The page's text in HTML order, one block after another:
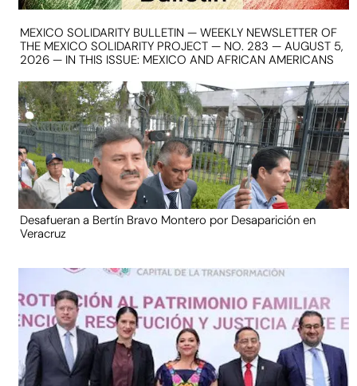
MEXICO SOLIDARITY BULLETIN — WEEKLY NEWSLETTER OF
THE MEXICO SOLIDARITY PROJECT — NO. 283 — AUGUST 5,
2026 — IN THIS ISSUE: MEXICO AND AFRICAN AMERICANS
Desafueran a Bertín Bravo Montero por Desaparición en
Veracruz